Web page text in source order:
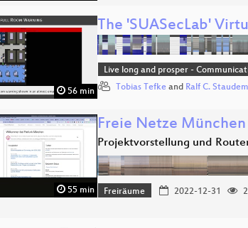
56 min
The 'SUASecLab'
Live long and prosper -
Tobias Tefke and Ralf C.
55 min
Freie Netze München
Projektvorstellung und
Freiräume 2022-12-31